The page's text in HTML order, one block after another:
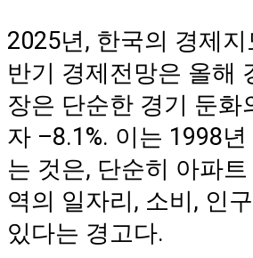
2025년, 한국의 경제
반기 경제전망은 올해
장은 단순한 경기 둔
자 –8.1%. 이는 1998
는 것은, 단순히 아파
역의 일자리, 소비, 인
있다는 경고다.